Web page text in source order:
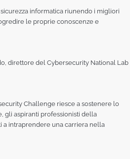
informatica riunendo i migliori
le proprie conoscenze e
direttore del Cybersecurity National Lab
Challenge riesce a sostenere lo
gli aspiranti professionisti della
a intraprendere una carriera nella